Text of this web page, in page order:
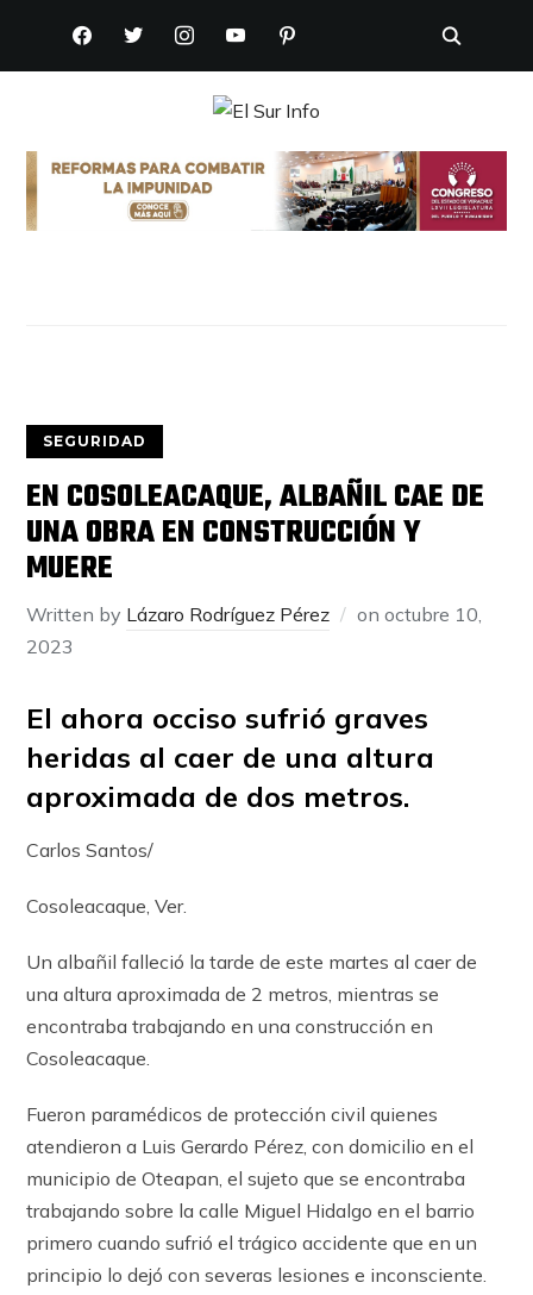
FACEBOOKTWITTERINSTAGRAMYOUTUBEPINTEREST
SEGURIDAD
EN COSOLEACAQUE, ALBAÑIL CAE DE
UNA OBRA EN CONSTRUCCIÓN Y
MUERE
Written by Lázaro Rodríguez Pérez onoctubre 10,
2023
El ahora occiso sufrió graves
heridas al caer de una altura
aproximada de dos metros.
Carlos Santos/
Cosoleacaque, Ver.
Un albañil falleció la tarde de este martes al caer de
una altura aproximada de 2 metros, mientras se
encontraba trabajando en una construcción en
Cosoleacaque.
Fueron paramédicos de protección civil quienes
atendieron a Luis Gerardo Pérez, con domicilio en el
municipio de Oteapan, el sujeto que se encontraba
trabajando sobre la calle Miguel Hidalgo en el barrio
primero cuando sufrió el trágico accidente que en un
principio lo dejó con severas lesiones e inconsciente.